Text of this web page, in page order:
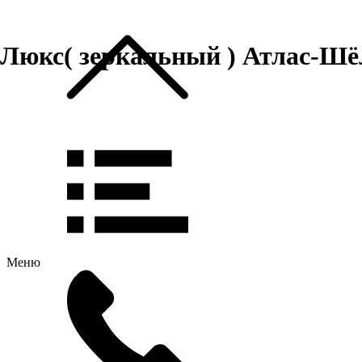
Меню
Люкс( зеркальный ) Атлас-